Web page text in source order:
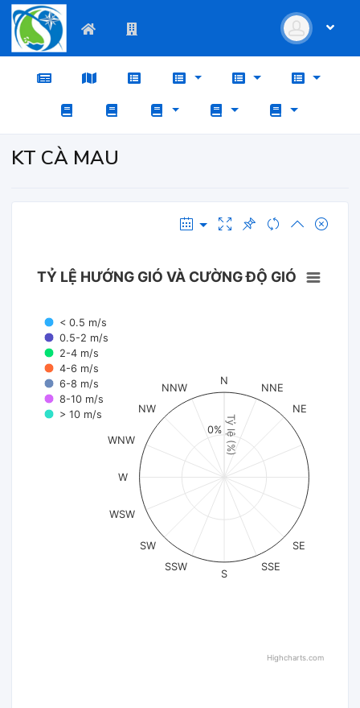
KT CÀ MAU
Tỷ lệ (%)
TỶ LỆ HƯỚNG GIÓ VÀ CƯỜNG ĐỘ GIÓ
< 0.5 m/s
0.5-2 m/s
2-4 m/s
4-6 m/s
6-8 m/s
8-10 m/s
> 10 m/s
N
NNE
NE
SE
SSE
S
SSW
SW
WSW
W
WNW
NW
NNW
0%
Highcharts.com